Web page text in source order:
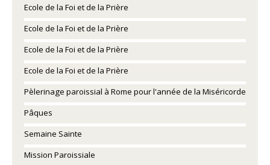
Ecole de la Foi et de la Prière
Ecole de la Foi et de la Prière
Ecole de la Foi et de la Prière
Ecole de la Foi et de la Prière
Pèlerinage paroissial à Rome pour l'année de la Miséricorde
Pâques
Semaine Sainte
Mission Paroissiale